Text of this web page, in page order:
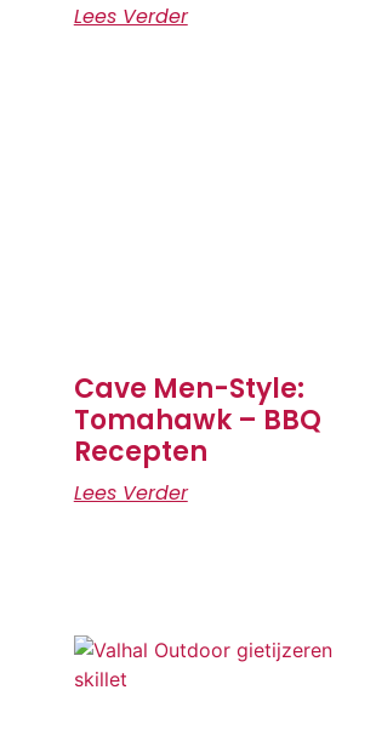
Lees Verder
Cave Men-Style:
Tomahawk – BBQ
Recepten
Lees Verder